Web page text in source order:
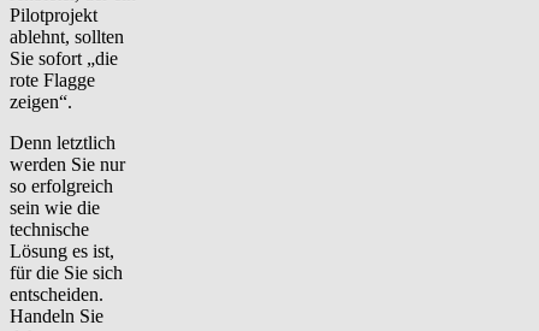
Pilotprojekt
ablehnt, sollten
Sie sofort „die
rote Flagge
zeigen“.
Denn letztlich
werden Sie nur
so erfolgreich
sein wie die
technische
Lösung es ist,
für die Sie sich
entscheiden.
Handeln Sie